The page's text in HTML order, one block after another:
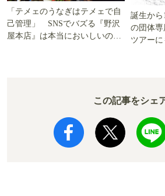
「テメェのうなぎはテメェで自
己管理」 SNSでバズる『野沢
屋本店』は本当においしいの
誕生から
の団体
ツアーに
この記事をシェ